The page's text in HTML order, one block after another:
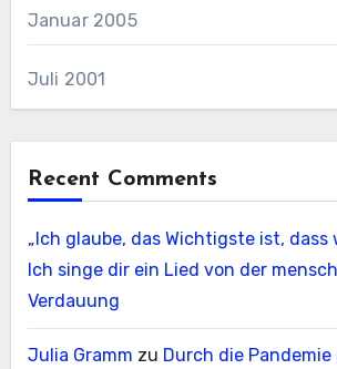
Januar 2005
Juli 2001
Recent Comments
„Ich glaube, das Wichtigste ist, dass
Ich singe dir ein Lied von der
Verdauung
Julia Gramm zu Durch die